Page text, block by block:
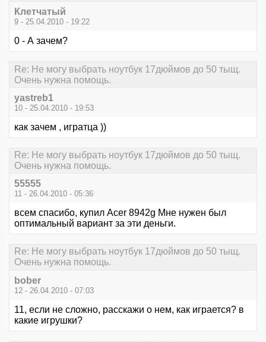
Клетчатый
9 - 25.04.2010 - 19:22
0 - А зачем?
Re: Не могу выбрать ноутбук 17дюймов до 50 тыщ.
Очень нужна помощь.
yastreb1
10 - 25.04.2010 - 19:53
как зачем , игратца ))
Re: Не могу выбрать ноутбук 17дюймов до 50 тыщ.
Очень нужна помощь.
55555
11 - 26.04.2010 - 05:36
всем спасибо, купил Acer 8942g Мне нужен был
оптимальный вариант за эти деньги.
Re: Не могу выбрать ноутбук 17дюймов до 50 тыщ.
Очень нужна помощь.
bober
12 - 26.04.2010 - 07:03
11, если не сложно, расскажи о нем, как играется? в
какие игрушки?